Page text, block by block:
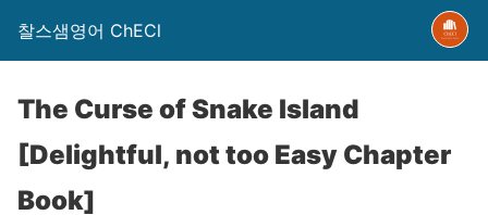
찰스샘영어 ChECl
The Curse of Snake Island
[Delightful, not too Easy Chapter
Book]